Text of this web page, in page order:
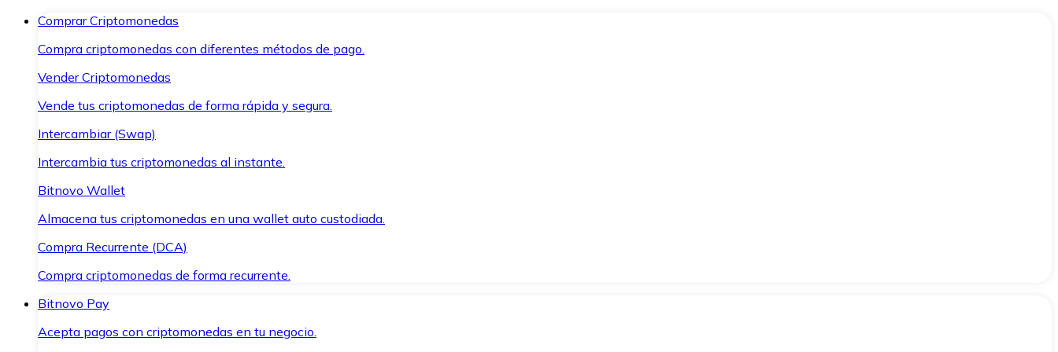
Comprar Criptomonedas
Compra criptomonedas con diferentes métodos de pago.
Vender Criptomonedas
Vende tus criptomonedas de forma rápida y segura.
Intercambiar (Swap)
Intercambia tus criptomonedas al instante.
Bitnovo Wallet
Almacena tus criptomonedas en una wallet auto custodiada.
Compra Recurrente (DCA)
Compra criptomonedas de forma recurrente.
Bitnovo Pay
Acepta pagos con criptomonedas en tu negocio.